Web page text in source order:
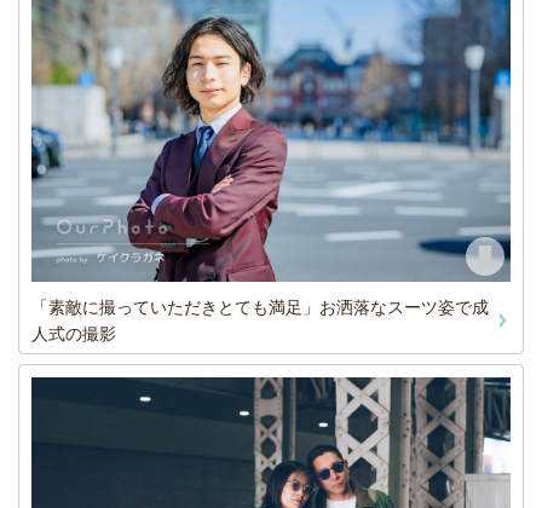
「素敵に撮っていただきとても満足」お洒落なスーツ姿で成
人式の撮影